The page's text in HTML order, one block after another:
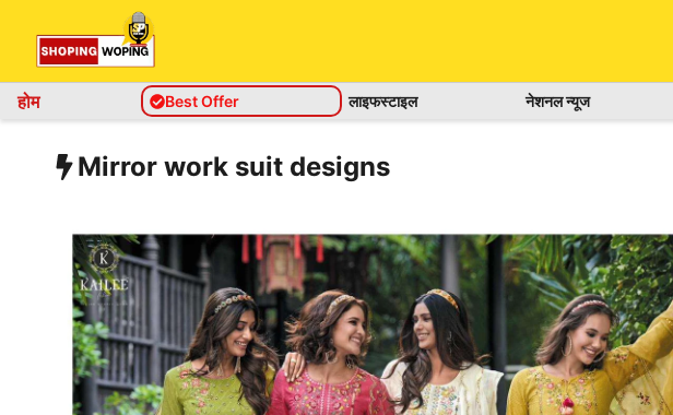
content
होम Best Offer लाइफस्टाइल नेशनल न्यूज
Mirror work suit designs